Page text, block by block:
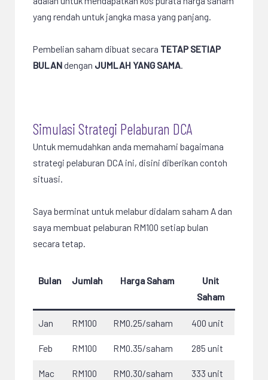
yang rendah untuk jangka masa yang panjang.
Pembelian saham dibuat secara TETAP SETIAP
BULANdengan JUMLAH YANG SAMA.
Simulasi Strategi Pelaburan DCA
Untuk memudahkan anda memahami bagaimana
strategi pelaburan DCA ini, disini diberikan contoh
situasi.
Saya berminat untuk melabur didalam saham A dan
saya membuat pelaburan RM100 setiap bulan
secara tetap.
Bulan Jumlah Harga Saham
Unit
Saham
Jan RM100 RM0.25/saham 400 unit
Feb RM100 RM0.35/saham 285 unit
Mac RM100 RM0.30/saham 333 unit